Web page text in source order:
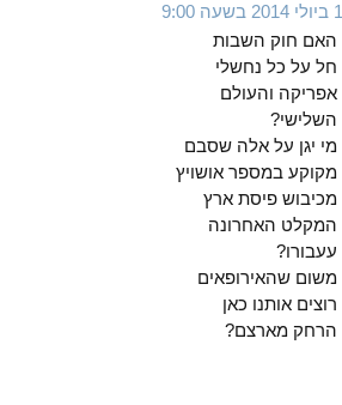
1 ביולי 2014 בשעה 9:00
האם חוק השבות
חל על כל נחשלי
אפריקה והעולם
השלישי?
מי יגן על אלה שסבם
מקוקע במספר אושויץ
מכיבוש פיסת ארץ
המקלט האחרונה
עעבורו?
משום שהאירופאים
רוצים אותנו כאן
הרחק מארצם?